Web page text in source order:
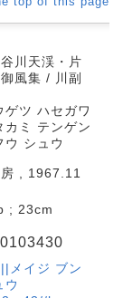
川天渓・片
風集 / 川副
ゲツ ハセガワ
カミ テンゲン
ウ シュウ
, 1967.11
; 23cm
メイジ ブン
ウ